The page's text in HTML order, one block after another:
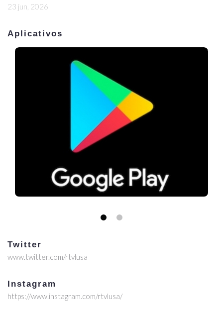
23 jun, 2026
Aplicativos
Twitter
www.twitter.com/rtvlusa
Instagram
https://www.instagram.com/rtvlusa/